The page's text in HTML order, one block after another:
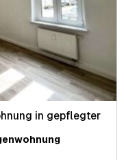
in gepflegter